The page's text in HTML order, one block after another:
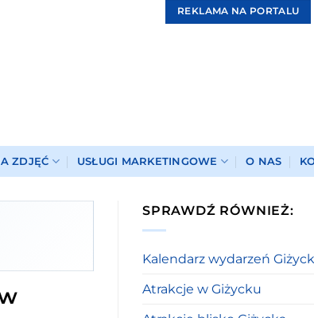
REKLAMA NA PORTALU
ZDJĘĆ USŁUGI MARKETINGOWE O NAS
SPRAWDŹ RÓWNIEŻ:
Kalendarz wydarzeń
Atrakcje w Giżycku